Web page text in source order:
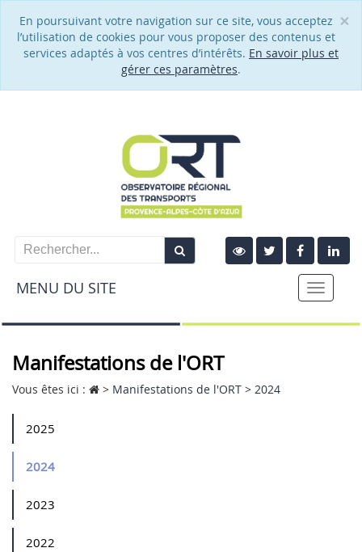
×
En poursuivant votre navigation sur ce site, vous acceptez
l’utilisation de cookies pour vous proposer des contenus et
services adaptés à vos centres d’intérêts. En savoir plus et
gérer ces paramètres.
MENU DU SITE
Toggle
Manifestations de l'ORT
Vous êtes ici : > Manifestations de l'ORT > 2024
2025
2024
2023
2022